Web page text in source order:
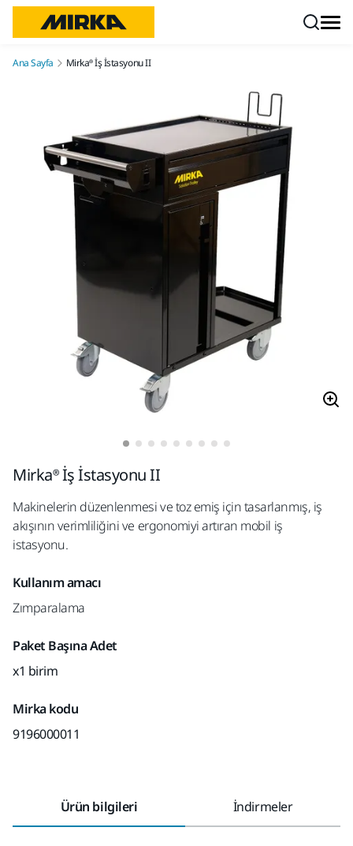
Ana Sayfa Mirka® İş İstasyonu II
Mirka® İş İstasyonu II
Makinelerin düzenlenmesi ve toz emiş için tasarlanmış, iş
akışının verimliliğini ve ergonomiyi artıran mobil iş
istasyonu.
Kullanım amacı
Zımparalama
Paket Başına Adet
x1 birim
Mirka kodu
9196000011
Ürün bilgileri İndirmeler